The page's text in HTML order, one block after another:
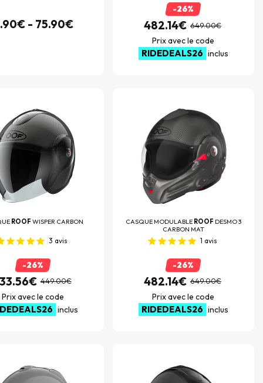
- 75.90€
-26%
482.14€ 649.00€
Prix avec le code
RIDEDEALS26 inclus
ROOF WISPER CARBON
3 avis
-26%
449.00€
Prix avec le code
inclus
CASQUE MODULABLE ROOF DESMO 3
CARBON MAT
1 avis
-26%
482.14€ 649.00€
Prix avec le code
RIDEDEALS26 inclus